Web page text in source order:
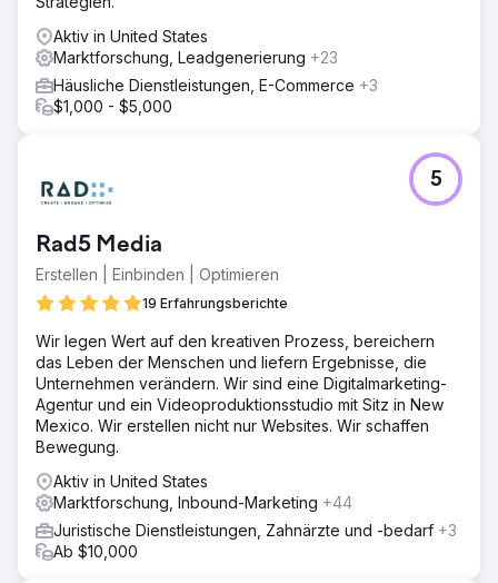
Aktiv in United States
Marktforschung, Leadgenerierung +23
Häusliche Dienstleistungen, E-Commerce +3
$1,000 - $5,000
Rad5 Media
Erstellen | Einbinden | Optimieren
19 Erfahrungsberichte
5
Wir legen Wert auf den kreativen Prozess, bereichern
das Leben der Menschen und liefern Ergebnisse, die
Unternehmen verändern. Wir sind eine Digitalmarketing-
Agentur und ein Videoproduktionsstudio mit Sitz in New
Mexico. Wir erstellen nicht nur Websites. Wir schaffen
Bewegung.
Aktiv in United States
Marktforschung, Inbound-Marketing +44
Juristische Dienstleistungen, Zahnärzte und -bedarf +3
Ab $10,000